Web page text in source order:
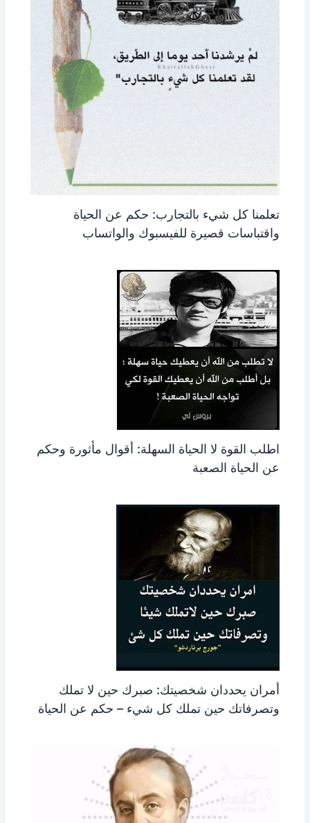
تعلمنا كل شيء بالتجارب: حكم عن الحياة
واقتباسات قصيرة للفيسبوك والواتساب
اطلب القوة لا الحياة السهلة: أقوال مأثورة وحكم
عن الحياة الصعبة
أمران يحددان شخصيتك: صبرك حين لا تملك
وتصرفاتك حين تملك كل شيء – حكم عن الحياة